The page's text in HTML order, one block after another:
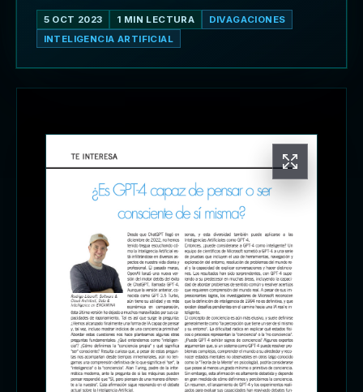
5 OCT 2023 1 MIN LECTURA
DIVAGACIONES
INTELIGENCIA ARTIFICIAL